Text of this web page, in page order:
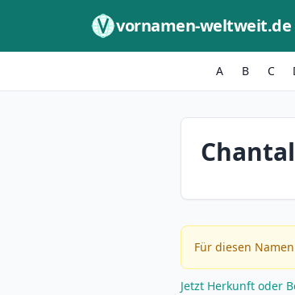
vornamen-weltweit.de
A B C
Für diesen
Jetzt Herkunft oder